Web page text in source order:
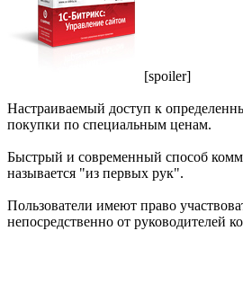
[spoiler]
Настраиваемый доступ к
покупки по специальным ценам.
Быстрый и современный способ
называется "из первых рук".
Пользователи имеют право
непосредственно от руководителей